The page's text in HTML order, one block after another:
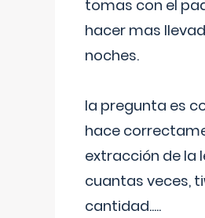
tomas con el
hacer mas
noches.
la pregunta es
hace
extracción de la
cuantas veces,
cantidad.....